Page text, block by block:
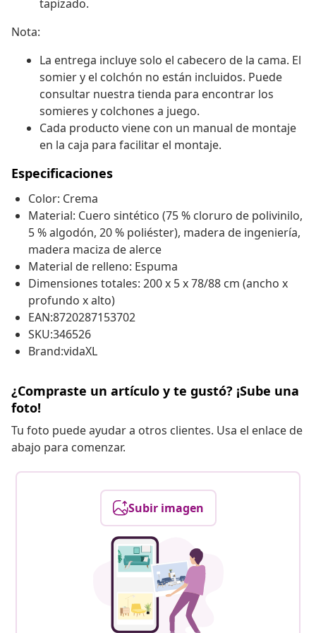
tapizado.
Nota:
La entrega incluye solo el cabecero de la cama. El
somier y el colchón no están incluidos. Puede
consultar nuestra tienda para encontrar los
somieres y colchones a juego.
Cada producto viene con un manual de montaje
en la caja para facilitar el montaje.
Especificaciones
Color: Crema
Material: Cuero sintético (75 % cloruro de polivinilo,
5 % algodón, 20 % poliéster), madera de ingeniería,
madera maciza de alerce
Material de relleno: Espuma
Dimensiones totales: 200 x 5 x 78/88 cm (ancho x
profundo x alto)
EAN:8720287153702
SKU:346526
Brand:vidaXL
¿Compraste un artículo y te gustó? ¡Sube una
foto!
Tu foto puede ayudar a otros clientes. Usa el enlace de
abajo para comenzar.
Subir imagen